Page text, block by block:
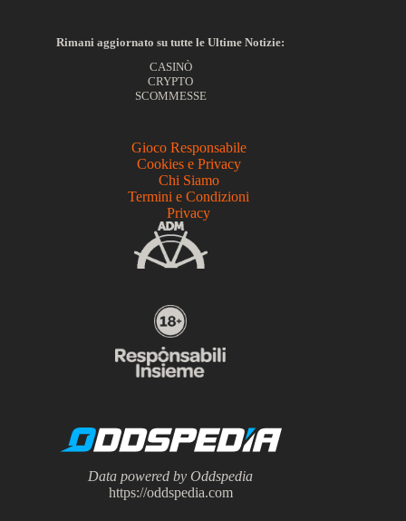
Rimani aggiornato su tutte le Ultime Notizie:
CASINÒ
CRYPTO
SCOMMESSE
Gioco Responsabile
Cookies e Privacy
Chi Siamo
Termini e Condizioni
Privacy
Data powered by Oddspedia
https://oddspedia.com